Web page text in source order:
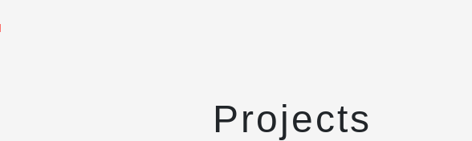
Projects